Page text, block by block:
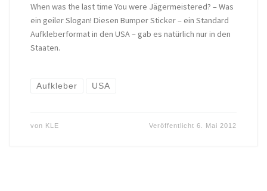
When was the last time You were Jägermeistered? – Was
ein geiler Slogan! Diesen Bumper Sticker – ein Standard
Aufkleberformat in den USA – gab es natürlich nur in den
Staaten.
Aufkleber USA
von KLE Veröffentlicht6. Mai 2012